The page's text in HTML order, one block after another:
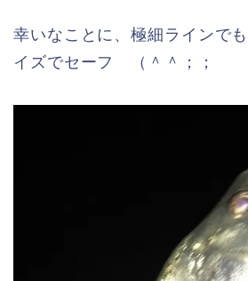
幸いなことに、極細ラインで
イズでセーフ （＾＾；；